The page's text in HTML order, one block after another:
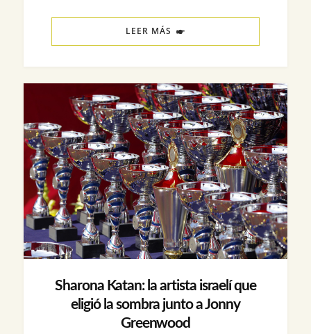
LEER MÁS
Sharona Katan: la artista israelí que
eligió la sombra junto a Jonny
Greenwood